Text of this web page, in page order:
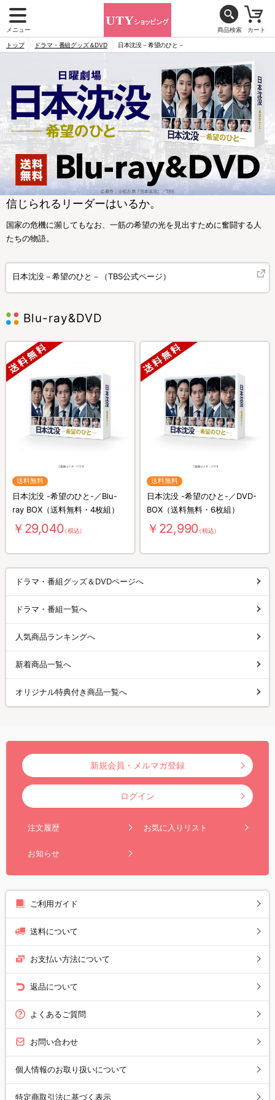
メニュー 商品検索 カート
トップ ドラマ・番組グッズ＆DVD 日本沈没－希望のひと－
信じられるリーダーはいるか。
国家の危機に瀕してもなお、一筋の希望の光を見出すために奮闘する人
たちの物語。
日本沈没－希望のひと－（TBS公式ページ）
Blu-ray&DVD
送料無料
日本沈没 -希望のひと-／Blu-
ray BOX（送料無料・4枚組）
￥29,040（税込）
送料無料
日本沈没 -希望のひと-／DVD-
BOX（送料無料・6枚組）
￥22,990（税込）
ドラマ・番組グッズ＆DVDページへ
ドラマ・番組一覧へ
人気商品ランキングへ
新着商品一覧へ
オリジナル特典付き商品一覧へ
新規会員・メルマガ登録
ログイン
注文履歴 お気に入りリスト
お知らせ
ご利用ガイド
送料について
お支払い方法について
返品について
よくあるご質問
お問い合わせ
個人情報のお取り扱いについて
特定商取引法に基づく表示